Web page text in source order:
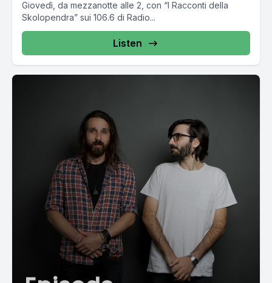
Giovedì, da mezzanotte alle 2, con “I Racconti della
Skolopendra” sui 106.6 di Radio...
Listen